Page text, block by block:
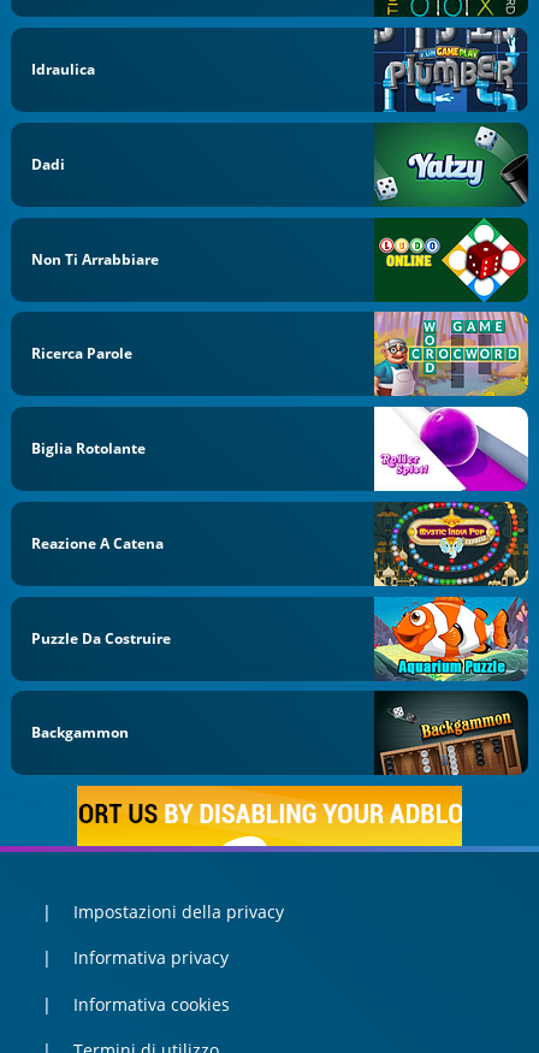
Idraulica
Dadi
Non Ti Arrabbiare
Ricerca Parole
Biglia Rotolante
Reazione A Catena
Puzzle Da Costruire
Backgammon
Impostazioni della privacy
Informativa privacy
Informativa cookies